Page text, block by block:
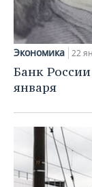
Экономика 22
Банк
января